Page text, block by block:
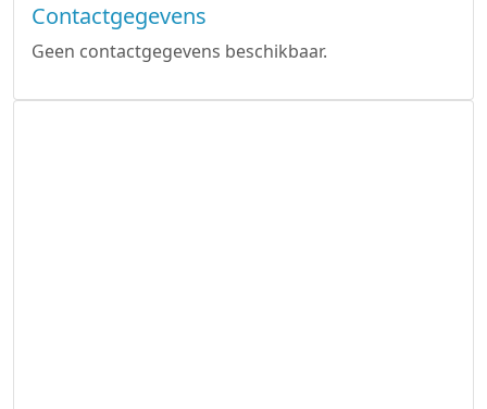
Contactgegevens
Geen contactgegevens beschikbaar.